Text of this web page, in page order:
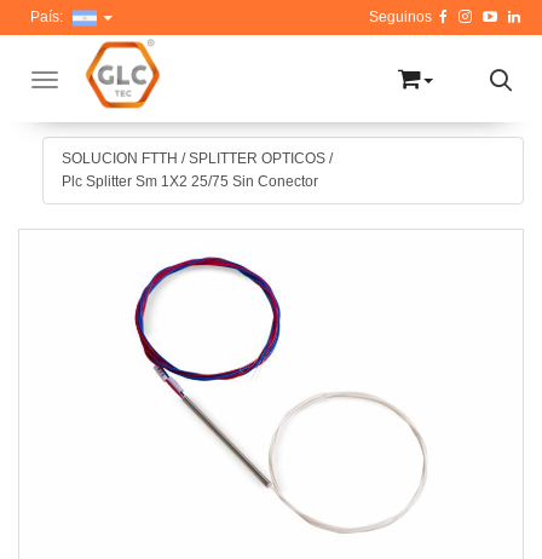
Toggle navigation
País:
SOLUCION FTTH /SPLITTER OPTICOS /
Plc Splitter Sm 1X2 25/75 Sin Conector